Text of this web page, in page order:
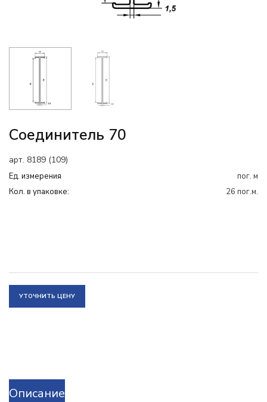
Соединитель 70
арт. 8189 (109)
Ед. измерения
пог. м
Кол. в упаковке:
26 пог.м.
УТОЧНИТЬ ЦЕНУ
Описание